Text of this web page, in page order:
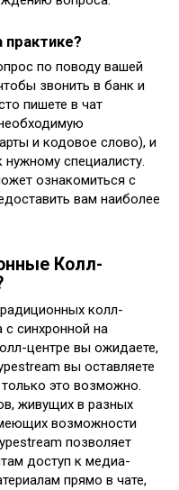
по поводу вашей
звонить в банк и
пишете в чат
и кодовое слово), и
специалисту.
ознакомиться с
вам наиболее
Колл-
колл-
синхронной на
центре вы ожидаете,
вы оставляете
это возможно.
живущих в разных
возможности
позволяет
доступ к медиа-
прямо в чате,